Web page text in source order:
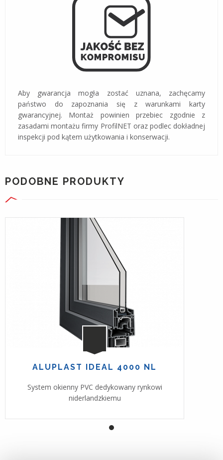
Aby gwarancja mogła zostać uznana, zachęcamy
państwo do zapoznania się z warunkami karty
gwarancyjnej. Montaż powinien przebiec zgodnie z
zasadami montażu firmy ProfilNET oraz podlec dokładnej
inspekcji pod kątem użytkowania i konserwacji.
PODOBNE PRODUKTY
ALUPLAST IDEAL 4000 NL
System okienny PVC dedykowany rynkowi
niderlandzkiemu